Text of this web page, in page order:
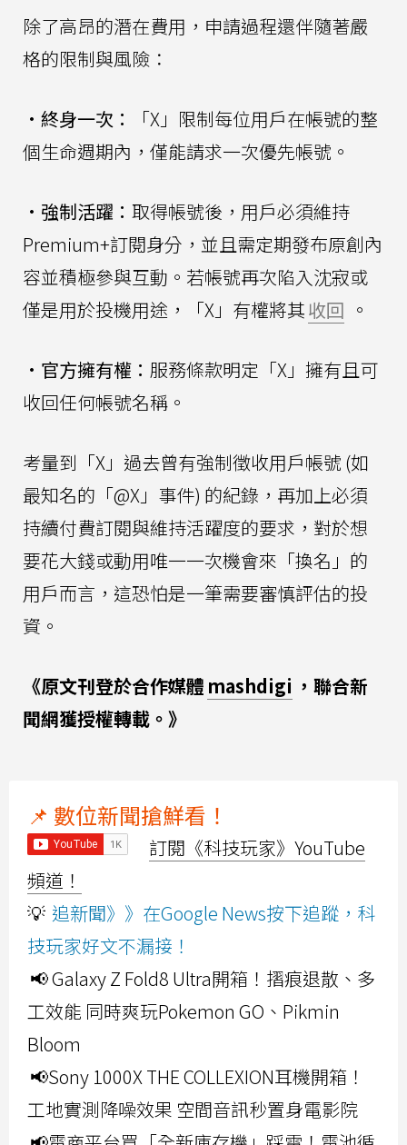
除了高昂的潛在費用，申請過程還伴隨著嚴
格的限制與風險：
• 終身一次：
「X」限制每位用戶在帳號的整
個生命週期內，僅能請求一次優先帳號。
• 強制活躍： 取得帳號後，用戶必須維持
Premium+訂閱身分，並且需定期發布原創內
容並積極參與互動。若帳號再次陷入沈寂或
僅是用於投機用途，「X」有權將其收回 。
• 官方擁有權： 服務條款明定「X」擁有且可
收回任何帳號名稱。
考量到「X」過去曾有強制徵收用戶帳號 (如
最知名的「@X」事件) 的紀錄，再加上必須
持續付費訂閱與維持活躍度的要求，對於想
要花大錢或動用唯一一次機會來「換名」的
用戶而言，這恐怕是一筆需要審慎評估的投
資。
《原文刊登於合作媒體 mashdigi ，聯合新
聞網獲授權轉載。》
📌 數位新聞搶鮮看！
訂閱《科技玩家》YouTube
頻道！
💡 追新聞》》在Google News按下追蹤，科
技玩家好文不漏接！
📢 Galaxy Z Fold8 Ultra開箱！摺痕退散、多
工效能 同時爽玩Pokemon GO、Pikmin
Bloom
📢Sony 1000X THE COLLEXION耳機開箱！
工地實測降噪效果 空間音訊秒置身電影院